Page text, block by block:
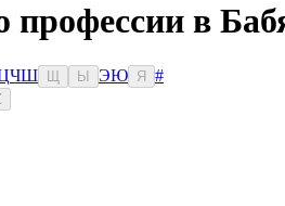
профессии в
ЧШ Ы ЭЮ Я
#